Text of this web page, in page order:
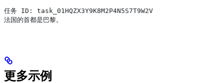
任务 ID: task_01HQZX3Y9K8M2P4N5S7T9W2V
法国的首都是巴黎。
更多示例